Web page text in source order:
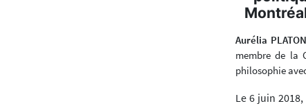
Aurélia PLATON
membre de la
philosophie
Le 6 juin